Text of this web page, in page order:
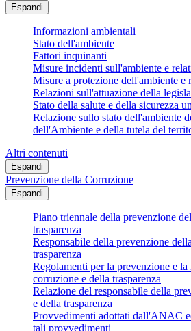
Espandi
Informazioni ambientali
Stato dell'ambiente
Fattori inquinanti
Misure incidenti sull'ambiente e
Misure a protezione dell'ambiente e
Relazioni sull'attuazione della
Stato della salute e della sicurezza
Relazione sullo stato dell'ambiente
dell'Ambiente e della tutela del
Altri contenuti
Espandi
Prevenzione della Corruzione
Espandi
Piano triennale della prevenzione
trasparenza
Responsabile della prevenzione
trasparenza
Regolamenti per la prevenzione e la
corruzione e della trasparenza
Relazione del responsabile della
e della trasparenza
Provvedimenti adottati dall'ANAC
tali provvedimenti